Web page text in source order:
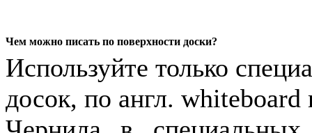
Чем можно писать по поверхности доски?
Используйте только
досок, по англ.